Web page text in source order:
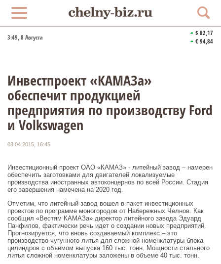
3:49, 8 Августа
$ 82,17
€ 94,84
Инвестпроект «КАМАЗа»
обеспечит продукцией
предприятия по производству Ford
и Volkswagen
03.04.2015, 16:45
Инвестиционный проект ОАО «КАМАЗ» - литейный завод – намерен
обеспечить заготовками для двигателей локализуемые
производства иностранных автоконцернов по всей России. Стадия
его завершения намечена на 2020 год.
Отметим, что литейный завод вошел в пакет инвестиционных
проектов по программе моногородов от Набережных Челнов. Как
сообщил «Вестям КАМАЗа» директор литейного завода Эдуард
Панфилов, фактически речь идет о создании новых предприятий.
Прогнозируется, что вновь создаваемый комплекс – это
производство чугунного литья для сложной номенклатуры блока
цилиндров с объемом выпуска 160 тыс. тонн. Мощности стального
литья сложной номенклатуры заложены в объеме 40 тыс. тонн.